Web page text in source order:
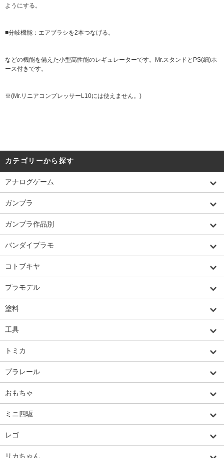
ようにする。
■分岐機能：エアブラシを2本つなげる。
などの機能を備えた小型高性能のレギュレーターです。Mr.スタンドとPS(細)ホ
ース付きです。
※(Mr.リニアコンプレッサーL10には使えません。)
カテゴリーから探す
アナログゲーム
ガンプラ
ガンプラ作品別
バンダイプラモ
コトブキヤ
プラモデル
塗料
工具
トミカ
プラレール
おもちゃ
ミニ四駆
レゴ
リカちゃん